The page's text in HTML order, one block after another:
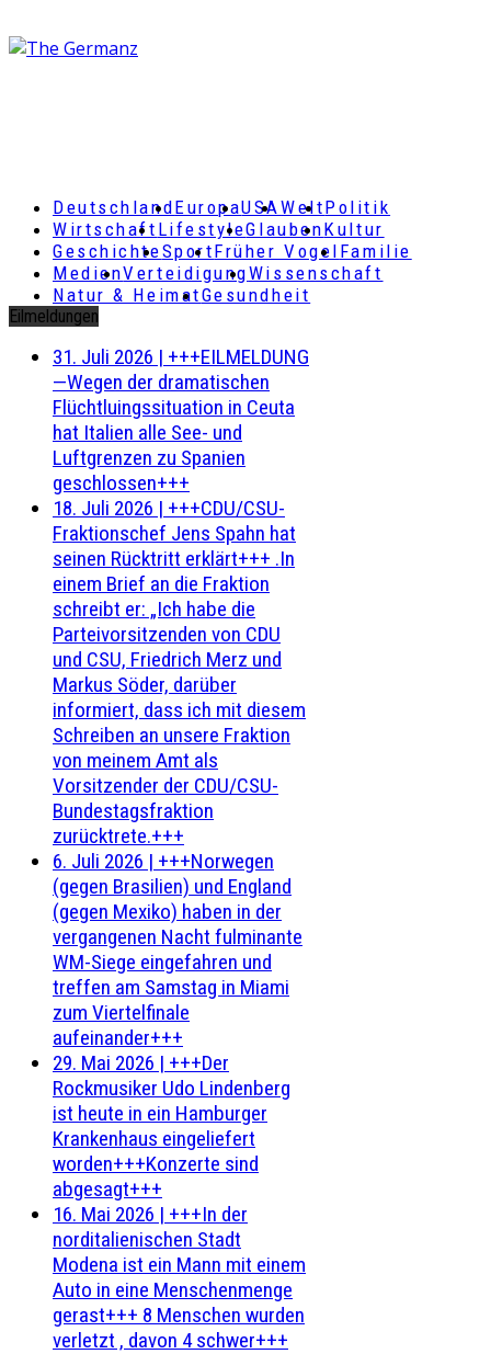
DeutschlandEuropaUSAWeltPolitik
Wirtschaft LifestyleGlaubenKultur
GeschichteSportFrüher Vogel Familie
MedienVerteidigungWissenschaft
Natur & HeimatGesundheit
Eilmeldungen
31. Juli 2026 | +++EILMELDUNG
—Wegen der dramatischen
Flüchtluingssituation in Ceuta
hat Italien alle See- und
Luftgrenzen zu Spanien
geschlossen+++
18. Juli 2026 | +++CDU/CSU-
Fraktionschef Jens Spahn hat
seinen Rücktritt erklärt+++ .In
einem Brief an die Fraktion
schreibt er: „Ich habe die
Parteivorsitzenden von CDU
und CSU, Friedrich Merz und
Markus Söder, darüber
informiert, dass ich mit diesem
Schreiben an unsere Fraktion
von meinem Amt als
Vorsitzender der CDU/CSU-
Bundestagsfraktion
zurücktrete.+++
6. Juli 2026 | +++Norwegen
(gegen Brasilien) und England
(gegen Mexiko) haben in der
vergangenen Nacht fulminante
WM-Siege eingefahren und
treffen am Samstag in Miami
zum Viertelfinale
aufeinander+++
29. Mai 2026 | +++Der
Rockmusiker Udo Lindenberg
ist heute in ein Hamburger
Krankenhaus eingeliefert
worden+++Konzerte sind
abgesagt+++
16. Mai 2026 | +++In der
norditalienischen Stadt
Modena ist ein Mann mit einem
Auto in eine Menschenmenge
gerast+++ 8 Menschen wurden
verletzt , davon 4 schwer+++